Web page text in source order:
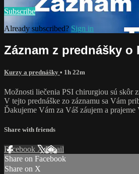
Subscribe
Already subscribed? Sign in
Záznam z prednášky o
Kurzy a prednášky • 1h 22m
Možnosti liečenia PSI chirurgiou sú skôr
V tejto prednáške zo záznamu sa Vám
Ďakujeme Vám za Váš záujem a
Share with friends
Facebook XEmail
Share on Facebook
Share on X